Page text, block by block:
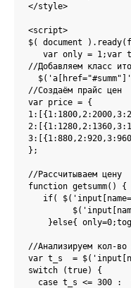
</style>
<script>
$( document
var only = 1;var
//Добавляем класс
//Создаём прайс цен
var price = {
};
//Рассчитываем цену
function getsumm() {
if(
}else{
//Анализируем кол-во
var t_s  =
switch (true) {
case t_s <= 300 :